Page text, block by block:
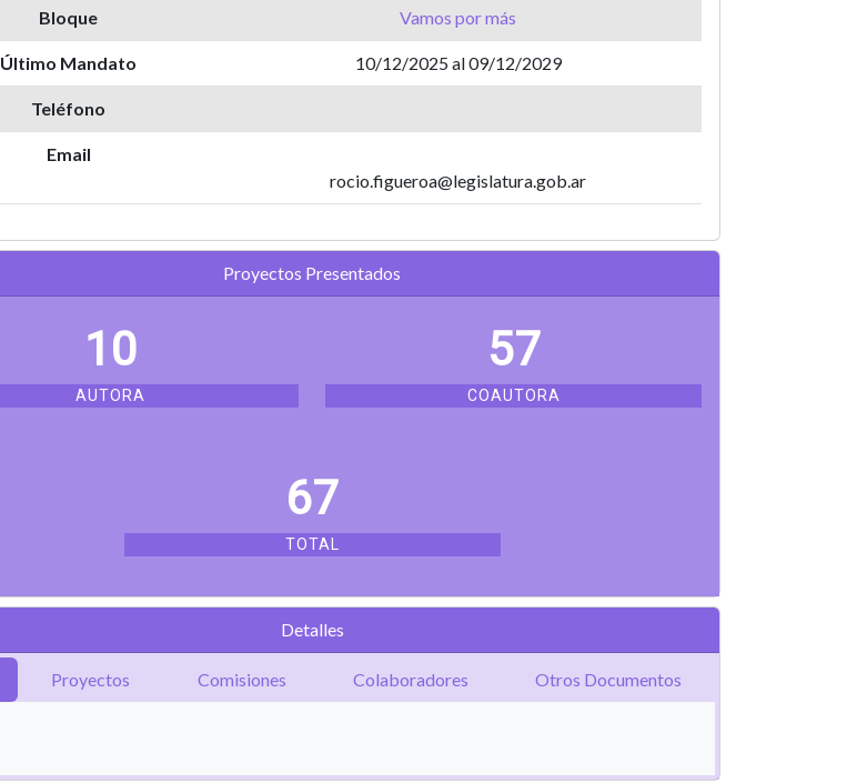
Bloque Vamos por más
Último Mandato 10/12/2025 al 09/12/2029
Teléfono
Email
rocio.figueroa@legislatura.gob.ar
Proyectos Presentados
10
AUTORA
57
COAUTORA
67
TOTAL
Detalles
Proyectos Comisiones Colaboradores Otros Documentos